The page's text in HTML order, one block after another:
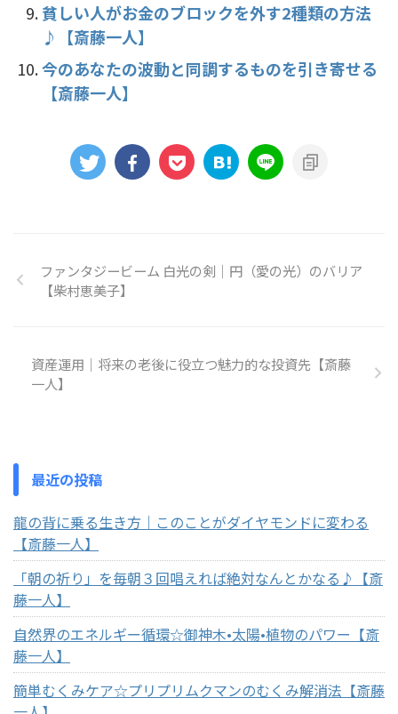
貧しい人がお金のブロックを外す2種類の方法
♪【斎藤一人】
今のあなたの波動と同調するものを引き寄せる
【斎藤一人】
ファンタジービーム 白光の剣｜円（愛の光）のバリア
【柴村恵美子】
資産運用｜将来の老後に役立つ魅力的な投資先【斎藤
一人】
最近の投稿
龍の背に乗る生き方｜このことがダイヤモンドに変わる
【斎藤一人】
「朝の祈り」を毎朝３回唱えれば絶対なんとかなる♪【斎
藤一人】
自然界のエネルギー循環☆御神木•太陽•植物のパワー【斎
藤一人】
簡単むくみケア☆プリプリムクマンのむくみ解消法【斎藤